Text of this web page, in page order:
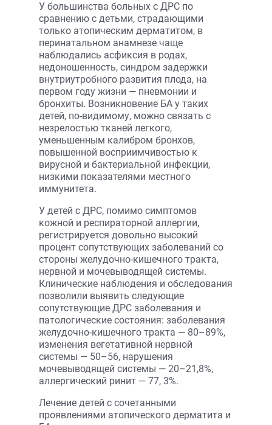
У большинства больных с ДРС по
сравнению с детьми, страдающими
только атопическим дерматитом, в
перинатальном анамнезе чаще
наблюдались асфиксия в родах,
недоношенность, синдром задержки
внутриутробного развития плода, на
первом году жизни — пневмонии и
бронхиты. Возникновение БА у таких
детей, по-видимому, можно связать с
незрелостью тканей легкого,
уменьшенным калибром бронхов,
повышенной восприимчивостью к
вирусной и бактериальной инфекции,
низкими показателями местного
иммунитета.
У детей с ДРС, помимо симптомов
кожной и респираторной аллергии,
регистрируется довольно высокий
процент сопутствующих заболеваний со
стороны желудочно-кишечного тракта,
нервной и мочевыводящей системы.
Клинические наблюдения и обследования
позволили выявить следующие
сопутствующие ДРС заболевания и
патологические состояния: заболевания
желудочно-кишечного тракта — 80–89%,
изменения вегетативной нервной
системы — 50–56, нарушения
мочевыводящей системы — 20–21,8%,
аллергический ринит — 77, 3%.
Лечение детей с сочетанными
проявлениями атопического дерматита и